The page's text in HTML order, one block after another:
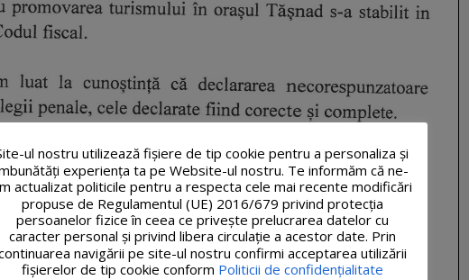
ul nostru utilizează fişiere de tip cookie pentru a personaliza și
experiența ta pe Website-ul nostru. Te informăm că ne-
actualizat politicile pentru a respecta cele mai recente modificări
propuse de Regulamentul (UE) 2016/679 privind protecția
persoanelor fizice în ceea ce privește prelucrarea datelor cu
caracter personal și privind libera circulație a acestor date. Prin
navigării pe site-ul nostru confirmi acceptarea utilizării
fişierelor de tip cookie conform Politicii de confidențialitate